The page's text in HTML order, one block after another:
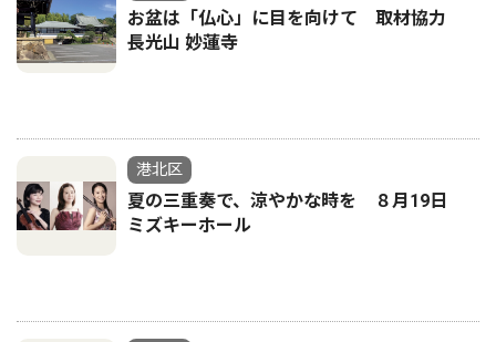
お盆は「仏心」に目を向けて 取材協力
長光山 妙蓮寺
港北区
夏の三重奏で、涼やかな時を ８月19日
ミズキーホール